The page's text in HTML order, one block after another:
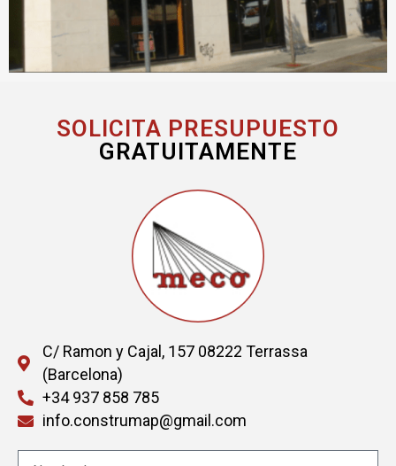
SOLICITA PRESUPUESTO
GRATUITAMENTE
C/ Ramon y Cajal, 157 08222 Terrassa
(Barcelona)
+34 937 858 785
info.construmap@gmail.com